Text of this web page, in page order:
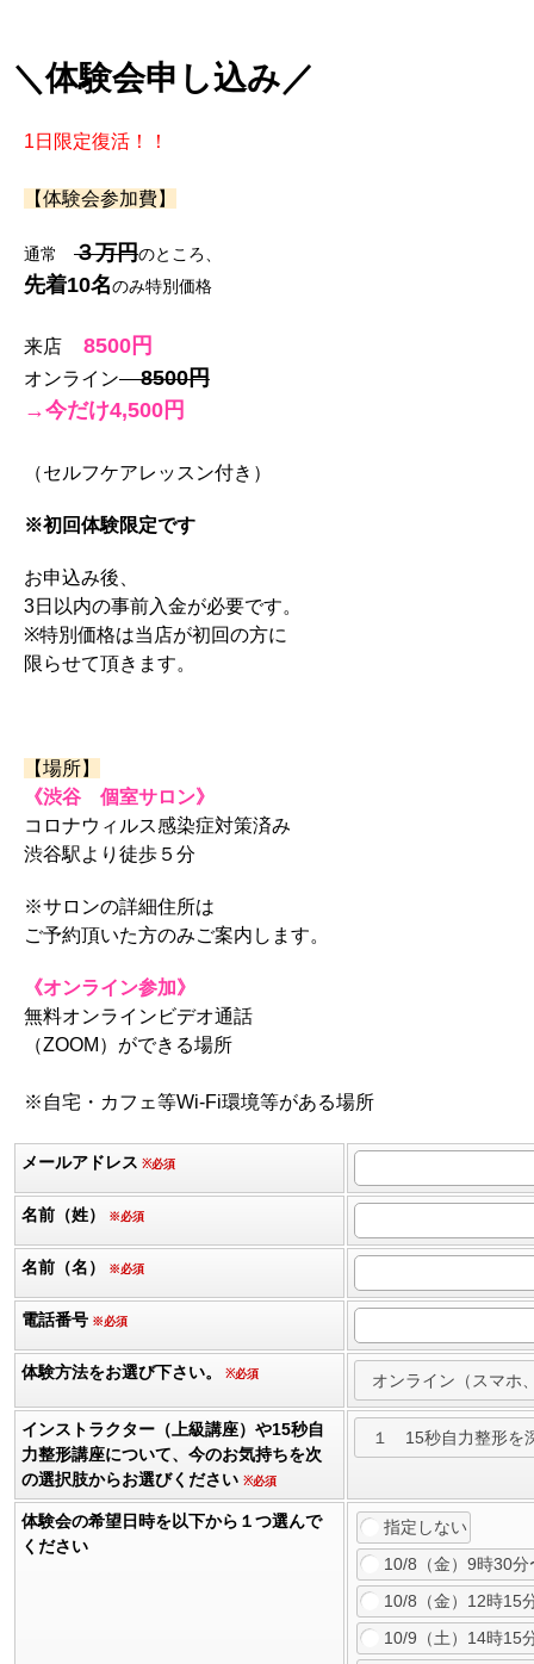
＼体験会申し込み／
1日限定復活！！
【体験会参加費】
通常 ３万円のところ、
先着10名のみ特別価格
来店 8500円
オンライン8500円
→今だけ4,500円
（セルフケアレッスン付き）
※初回体験限定です
お申込み後、
3日以内の事前入金が必要です。
※特別価格は当店が初回の方に
限らせて頂きます。
【場所】
《渋谷 個室サロン》
コロナウィルス感染症対策済み
渋谷駅より徒歩５分
※サロンの詳細住所は
ご予約頂いた方のみご案内します。
《オンライン参加》
無料オンラインビデオ通話
（ZOOM）ができる場所
※自宅・カフェ等Wi-Fi環境等がある場所
メールアドレス ※必須
名前（姓） ※必須
名前（名） ※必須
電話番号 ※必須
体験方法をお選び下さい。 ※必須
インストラクター（上級講座）や15秒自
力整形講座について、今のお気持ちを次
の選択肢からお選びください ※必須
体験会の希望日時を以下から１つ選んで
ください
指定しない
10/8（金）9時30分
10/8（金）12時15
10/9（土）14時15